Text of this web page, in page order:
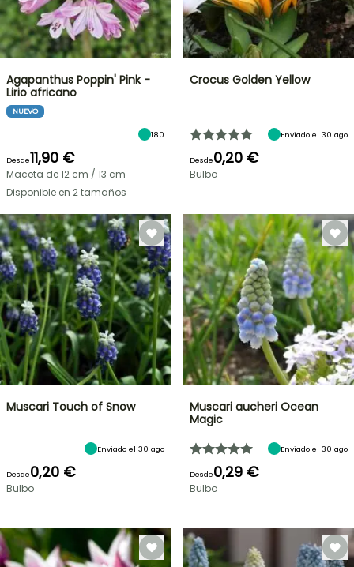
Agapanthus Poppin' Pink -
Lirio africano
NUEVO
180
Desde11,90 €
Maceta de 12 cm / 13 cm
Disponible en 2 tamaños
Crocus Golden Yellow
Enviado el 30 ago
Desde0,20 €
Bulbo
Muscari Touch of Snow
Enviado el 30 ago
Desde0,20 €
Bulbo
Muscari aucheri Ocean
Magic
Enviado el 30 ago
Desde0,29 €
Bulbo